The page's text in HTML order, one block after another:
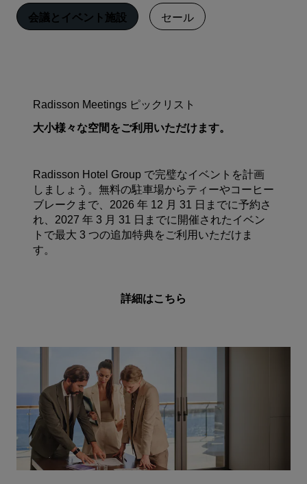
会議とイベント施設 セール
Radisson Meetings ピックリスト
大小様々な空間をご利用いただけます。
Radisson Hotel Group で完璧なイベントを計画
しましょう。無料の駐車場からティーやコーヒー
ブレークまで、2026 年 12 月 31 日までに予約さ
れ、2027 年 3 月 31 日までに開催されたイベン
トで最大 3 つの追加特典をご利用いただけま
す。
詳細はこちら